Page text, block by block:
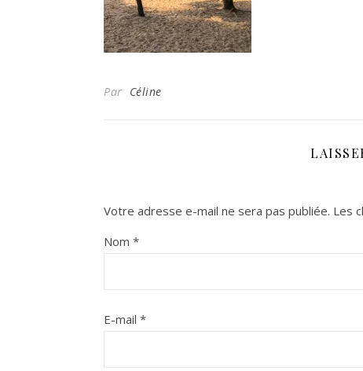
Par Céline
Votre adresse e-mail ne sera pas publiée. Les
Nom *
E-mail *